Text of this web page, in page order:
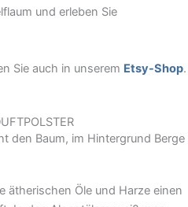
und erleben Sie
Sie auch in unserem Etsy-Shop.
ätherischen Öle und Harze einen